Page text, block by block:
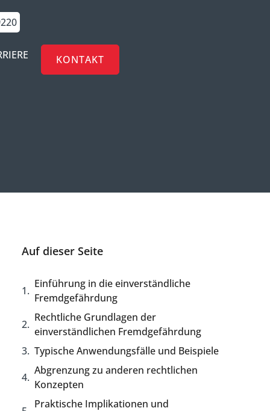
KONTAKT
Auf dieser Seite
Einführung in die einverständliche
Fremdgefährdung
Rechtliche Grundlagen der
einverständlichen Fremdgefährdung
Typische Anwendungsfälle und Beispiele
Abgrenzung zu anderen rechtlichen
Konzepten
Praktische Implikationen und